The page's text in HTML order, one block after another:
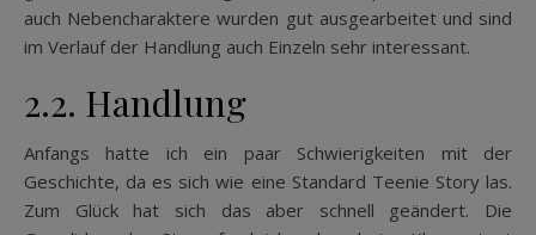
auch Nebencharaktere wurden gut ausgearbeitet und sind
im Verlauf der Handlung auch Einzeln sehr interessant.
2.2. Handlung
Anfangs hatte ich ein paar Schwierigkeiten mit der
Geschichte, da es sich wie eine Standard Teenie Story las.
Zum Glück hat sich das aber schnell geändert. Die